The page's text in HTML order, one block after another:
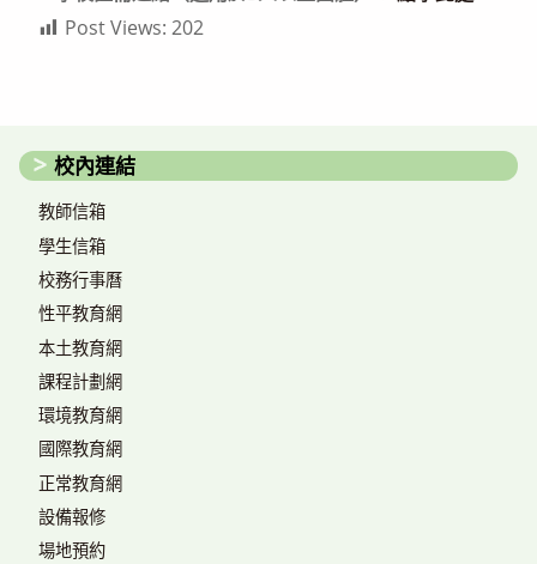
Post Views: 202
校內連結
教師信箱
學生信箱
校務行事曆
性平教育網
本土教育網
課程計劃網
環境教育網
國際教育網
正常教育網
設備報修
場地預約